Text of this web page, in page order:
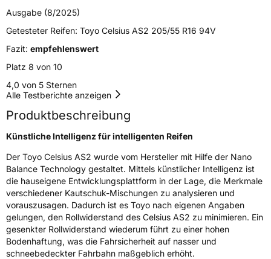
Zustand Neureifen
Verstärkt
FelgenschutzFP
EU Label
NasshaftungB
Rollgeräusch (Klasse)B
Rollgeräusch (dB)71
FahrzeugklasseC1
Ausgabe (8/2025)
Getesteter Reifen: Toyo Celsius AS2 205/55 R16 94V
Fazit: empfehlenswert
Platz 8 von 10
4,0 von 5 Sternen
Alle Testberichte anzeigen
Produktbeschreibung
Künstliche Intelligenz für intelligenten Reifen
Der Toyo Celsius AS2 wurde vom Hersteller mit Hilfe der Nano
Balance Technology gestaltet. Mittels künstlicher Intelligenz ist
die hauseigene Entwicklungsplattform in der Lage, die Merkmale
verschiedener Kautschuk-Mischungen zu analysieren und
vorauszusagen. Dadurch ist es Toyo nach eigenen Angaben
gelungen, den Rollwiderstand des Celsius AS2 zu minimieren. Ein
gesenkter Rollwiderstand wiederum führt zu einer hohen
Bodenhaftung, was die Fahrsicherheit auf nasser und
schneebedeckter Fahrbahn maßgeblich erhöht.